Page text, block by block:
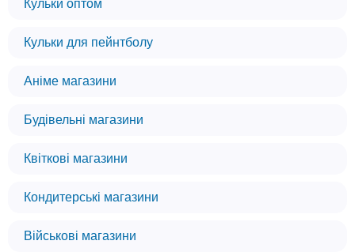
Кульки оптом
Кульки для пейнтболу
Аніме магазини
Будівельні магазини
Квіткові магазини
Кондитерські магазини
Військові магазини